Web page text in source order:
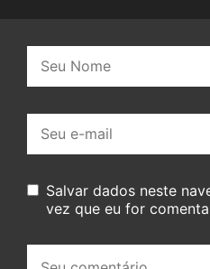
mail:
Salvar dados neste
vez que eu for